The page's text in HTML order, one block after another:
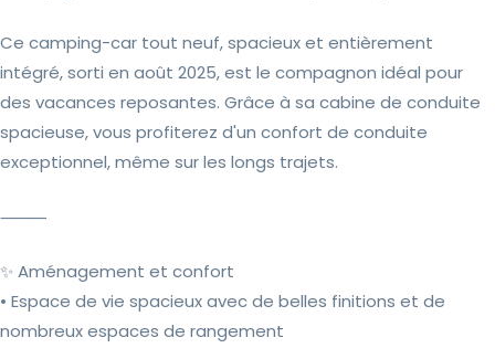
Ce camping-car tout neuf, spacieux et entièrement
intégré, sorti en août 2025, est le compagnon idéal pour
des vacances reposantes. Grâce à sa cabine de conduite
spacieuse, vous profiterez d'un confort de conduite
exceptionnel, même sur les longs trajets.
⸻
✨ Aménagement et confort
• Espace de vie spacieux avec de belles finitions et de
nombreux espaces de rangement